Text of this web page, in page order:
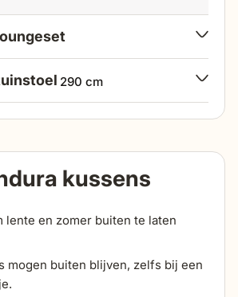
290 cm
90 cm
91,5 cm
44 cm
96 cm
90 cm
kussens
lente en zomer buiten te laten
mogen buiten blijven, zelfs bij een